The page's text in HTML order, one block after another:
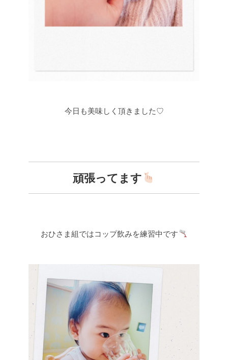
今日も美味しく頂きました♡
頑張ってます
おひさま組ではコップ飲みを練習中です